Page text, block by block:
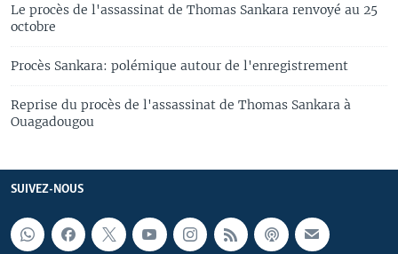
Le procès de l'assassinat de Thomas Sankara renvoyé au 25
octobre
Procès Sankara: polémique autour de l'enregistrement
Reprise du procès de l'assassinat de Thomas Sankara à
Ouagadougou
SUIVEZ-NOUS